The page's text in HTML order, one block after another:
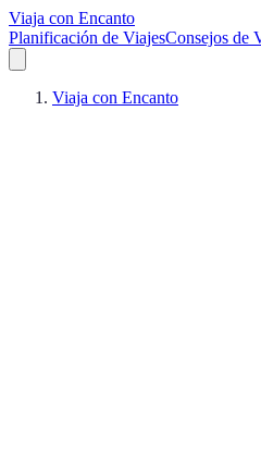
Viaja con Encanto
Planificación de ViajesConsejos de
Viaja con Encanto